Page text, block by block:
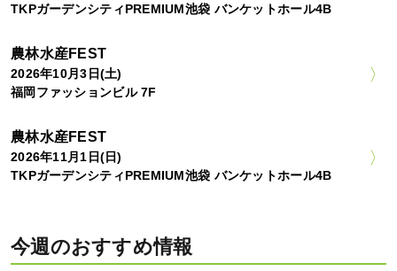
TKPガーデンシティPREMIUM池袋 バンケットホール4B
農林水産FEST
2026年10月3日(土)
福岡ファッションビル 7F
農林水産FEST
2026年11月1日(日)
TKPガーデンシティPREMIUM池袋 バンケットホール4B
今週のおすすめ情報